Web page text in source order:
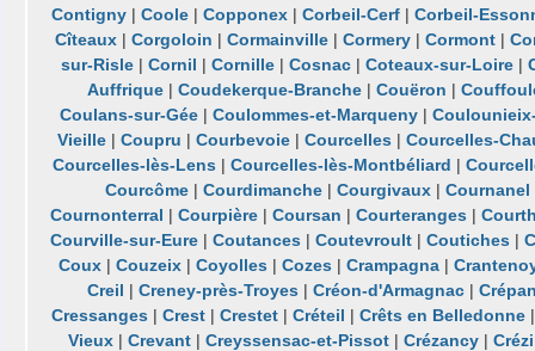
Contigny |Coole |Copponex |Corbeil-Cerf |Corbeil-
Cîteaux| Corgoloin | Cormainville| Cormery| Cormont|
sur-Risle |Cornil |Cornille |Cosnac |Coteaux-sur-Loire |
Auffrique| Coudekerque-Branche| Couëron |
Coulans-sur-Gée |Coulommes-et-Marqueny |
Vieille |Coupru |Courbevoie |Courcelles |Courcelles-
Courcelles-lès-Lens |Courcelles-lès-Montbéliard |
Courcôme| Courdimanche| Courgivaux| Cournanel
Cournonterral | Courpière| Coursan | Courteranges|
Courville-sur-Eure| Coutances| Coutevroult| Coutiches|
Coux |Couzeix |Coyolles |Cozes |Crampagna |
Creil | Creney-près-Troyes| Créon-d'Armagnac|
Cressanges| Crest| Crestet| Créteil | Crêts en Belledonne
Vieux |Crevant |Creyssensac-et-Pissot |Crézancy |